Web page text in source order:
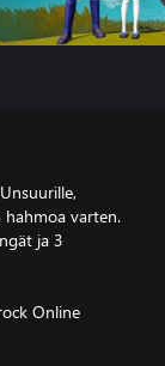
hahmoa varten.
ja 3
Online